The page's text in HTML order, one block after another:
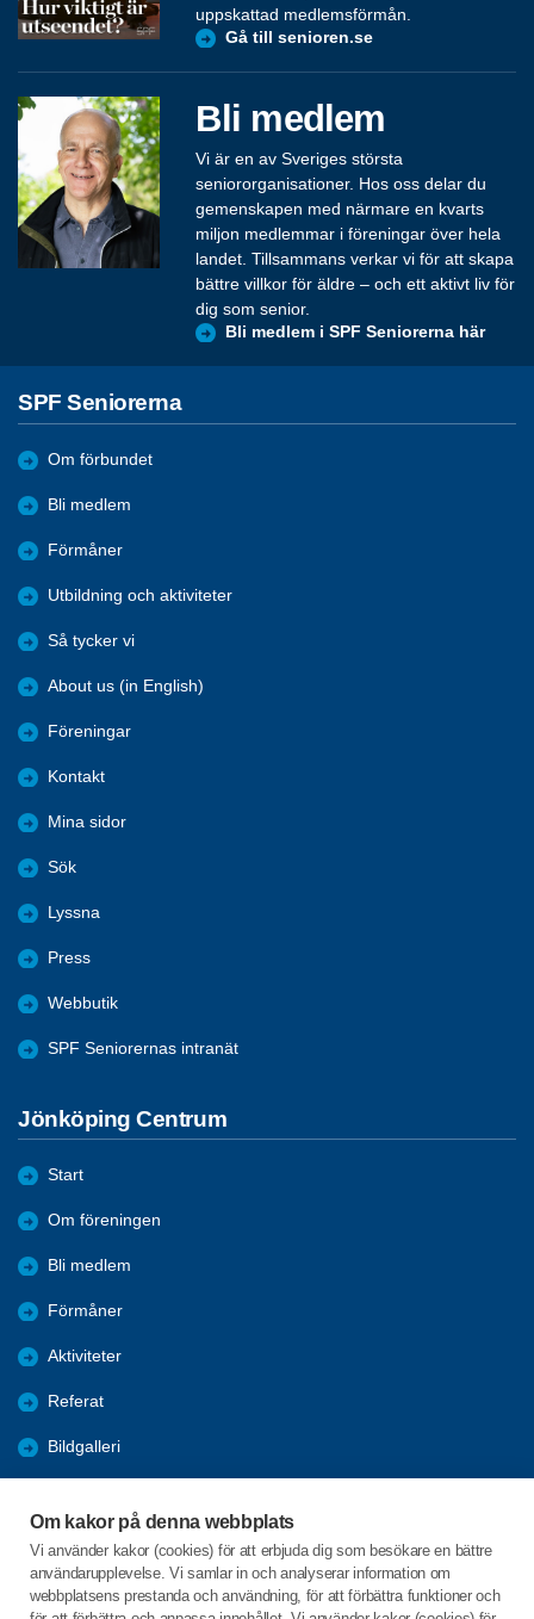
Om kakor på denna webbplats
Vi använder kakor (cookies) för att erbjuda dig som besökare en bättre
användarupplevelse. Vi samlar in och analyserar information om
webbplatsens prestanda och användning, för att förbättra funktioner och
uppskattad medlemsförmån.
Gå till senioren.se
Bli medlem
Vi är en av Sveriges största
seniororganisationer. Hos oss delar du
gemenskapen med närmare en kvarts
miljon medlemmar i föreningar över hela
landet. Tillsammans verkar vi för att skapa
bättre villkor för äldre – och ett aktivt liv för
dig som senior.
Bli medlem i SPF Seniorerna här
SPF Seniorerna
Om förbundet
Bli medlem
Förmåner
Utbildning och aktiviteter
Så tycker vi
About us (in English)
Föreningar
Kontakt
Mina sidor
Sök
Lyssna
Press
Webbutik
SPF Seniorernas intranät
Jönköping Centrum
Start
Om föreningen
Bli medlem
Förmåner
Aktiviteter
Referat
Bildgalleri
Engagera DIG i vår förening